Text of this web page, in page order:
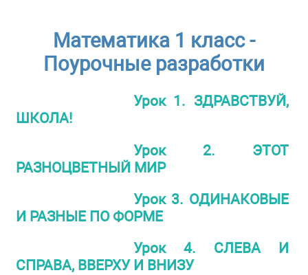
Математика 1 класс -
Поурочные разработки
Урок 1. ЗДРАВСТВУЙ,
ШКОЛА!
Урок 2. ЭТОТ
РАЗНОЦВЕТНЫЙ МИР
Урок 3. ОДИНАКОВЫЕ
И РАЗНЫЕ ПО ФОРМЕ
Урок 4. СЛЕВА И
СПРАВА, ВВЕРХУ И ВНИЗУ